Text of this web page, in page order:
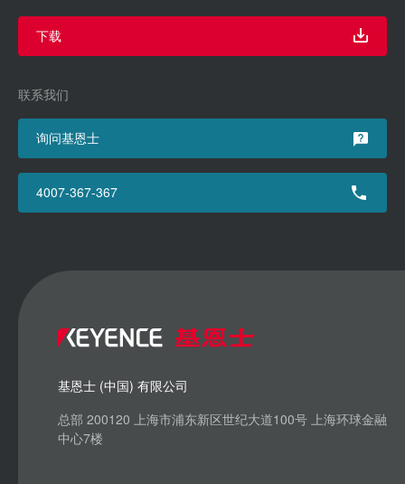
下载
联系我们
询问基恩士
4007-367-367
基恩士 (中国) 有限公司
总部 200120 上海市浦东新区世纪大道100号 上海环球金融
中心7楼